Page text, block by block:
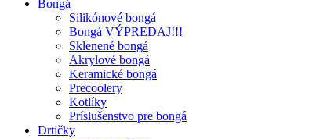
Bongá
Silikónové bongá
Bongá VÝPREDAJ!!!
Sklenené bongá
Akrylové bongá
Keramické bongá
Precoolery
Kotlíky
Príslušenstvo pre bongá
Drtičky